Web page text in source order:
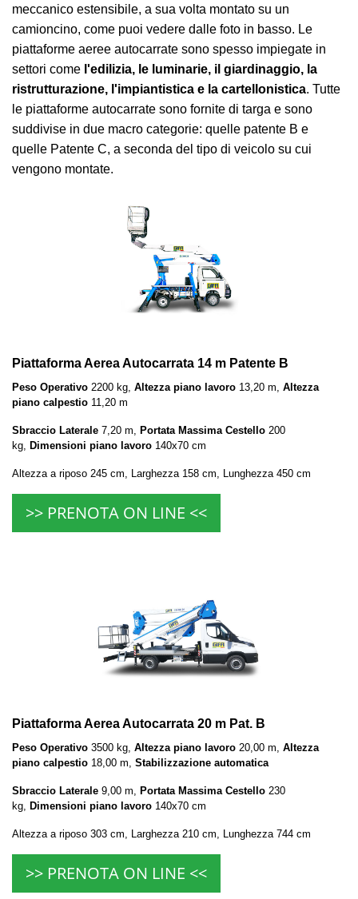
meccanico estensibile, a sua volta montato su un
camioncino, come puoi vedere dalle foto in basso. Le
piattaforme aeree autocarrate sono spesso impiegate in
settori come l'edilizia, le luminarie, il giardinaggio, la
ristrutturazione, l'impiantistica e la cartellonistica. Tutte
le piattaforme autocarrate sono fornite di targa e sono
suddivise in due macro categorie: quelle patente B e
quelle Patente C, a seconda del tipo di veicolo su cui
vengono montate.
Piattaforma Aerea Autocarrata 14 m Patente B
Peso Operativo 2200 kg, Altezza piano lavoro 13,20 m, Altezza
piano calpestio 11,20 m
Sbraccio Laterale 7,20 m, Portata Massima Cestello 200
kg, Dimensioni piano lavoro 140x70 cm
Altezza a riposo 245 cm, Larghezza 158 cm, Lunghezza 450 cm
>> PRENOTA ON LINE <<
Piattaforma Aerea Autocarrata 20 m Pat. B
Peso Operativo 3500 kg, Altezza piano lavoro 20,00 m, Altezza
piano calpestio 18,00 m, Stabilizzazione automatica
Sbraccio Laterale 9,00 m, Portata Massima Cestello 230
kg, Dimensioni piano lavoro 140x70 cm
Altezza a riposo 303 cm, Larghezza 210 cm, Lunghezza 744 cm
>> PRENOTA ON LINE <<